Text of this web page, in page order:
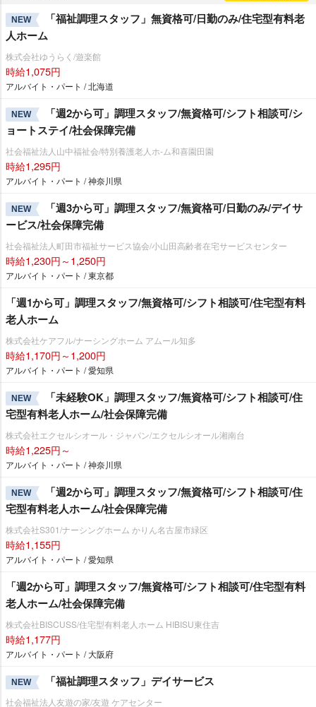
NEW
「福祉調理スタッフ」無資格可/日勤のみ/住宅型有料老
人ホーム
株式会社ゆうらく/遊楽館
時給1,075円
アルバイト・パート / 北海道
NEW
「週2から可」調理スタッフ/無資格可/シフト相談可/シ
ョートステイ/社会保障完備
社会福祉法人山中福祉会/特別養護老人ホ-ム和喜園田園
時給1,295円
アルバイト・パート / 神奈川県
NEW
「週3から可」調理スタッフ/無資格可/日勤のみ/デイサ
ービス/社会保障完備
社会福祉法人町田市福祉サービス協会/小山田高齢者在宅サービスセンター
時給1,230円～1,250円
アルバイト・パート / 東京都
「週1から可」調理スタッフ/無資格可/シフト相談可/住宅型有料
老人ホーム
株式会社ケアフル/ナーシングホーム アムール知多
時給1,170円～1,200円
アルバイト・パート / 愛知県
NEW
「未経験OK」調理スタッフ/無資格可/シフト相談可/住
宅型有料老人ホーム/社会保障完備
株式会社エクセルシオール・ジャパン/エクセルシオール湘南台
時給1,225円～
アルバイト・パート / 神奈川県
NEW
「週2から可」調理スタッフ/無資格可/シフト相談可/住
宅型有料老人ホーム/社会保障完備
株式会社S301/ナーシングホーム かりん名古屋市緑区
時給1,155円
アルバイト・パート / 愛知県
「週2から可」調理スタッフ/無資格可/シフト相談可/住宅型有料
老人ホーム/社会保障完備
株式会社BISCUSS/住宅型有料老人ホーム HIBISU東住吉
時給1,177円
アルバイト・パート / 大阪府
NEW 「福祉調理スタッフ」デイサービス
社会福祉法人友遊の家/友遊 ケアセンター